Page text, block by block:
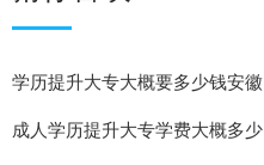
学历提升大专大概要多少钱安徽
成人学历提升大专学费大概多少